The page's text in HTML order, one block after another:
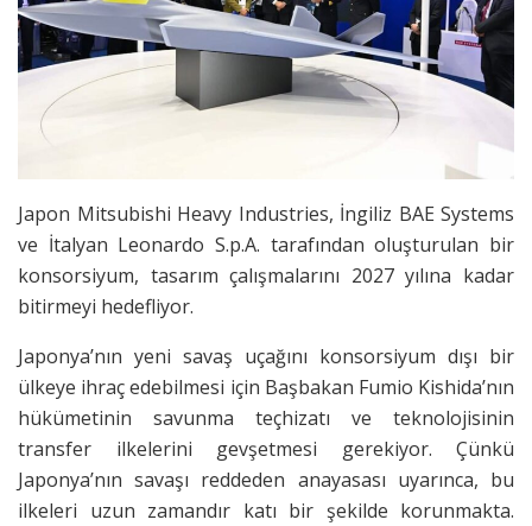
Japon Mitsubishi Heavy Industries, İngiliz BAE Systems
ve İtalyan Leonardo S.p.A. tarafından oluşturulan bir
konsorsiyum, tasarım çalışmalarını 2027 yılına kadar
bitirmeyi hedefliyor.
Japonya’nın yeni savaş uçağını konsorsiyum dışı bir
ülkeye ihraç edebilmesi için Başbakan Fumio Kishida’nın
hükümetinin savunma teçhizatı ve teknolojisinin
transfer ilkelerini gevşetmesi gerekiyor. Çünkü
Japonya’nın savaşı reddeden anayasası uyarınca, bu
ilkeleri uzun zamandır katı bir şekilde korunmakta.